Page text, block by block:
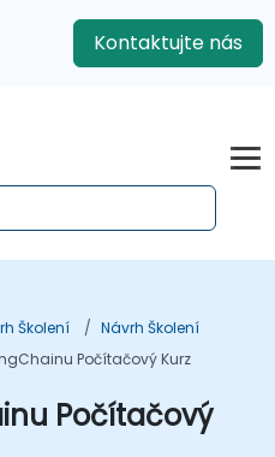
Kontaktujte nás
Školení
Návrh Školení
Počítačový Kurz
Počítačový